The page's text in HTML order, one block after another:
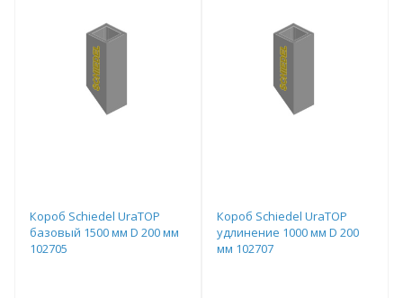
Короб Schiedel UraTOP
базовый 1500 мм D 200 мм
102705
Короб Schiedel UraTOP
удлинение 1000 мм D 200
мм 102707